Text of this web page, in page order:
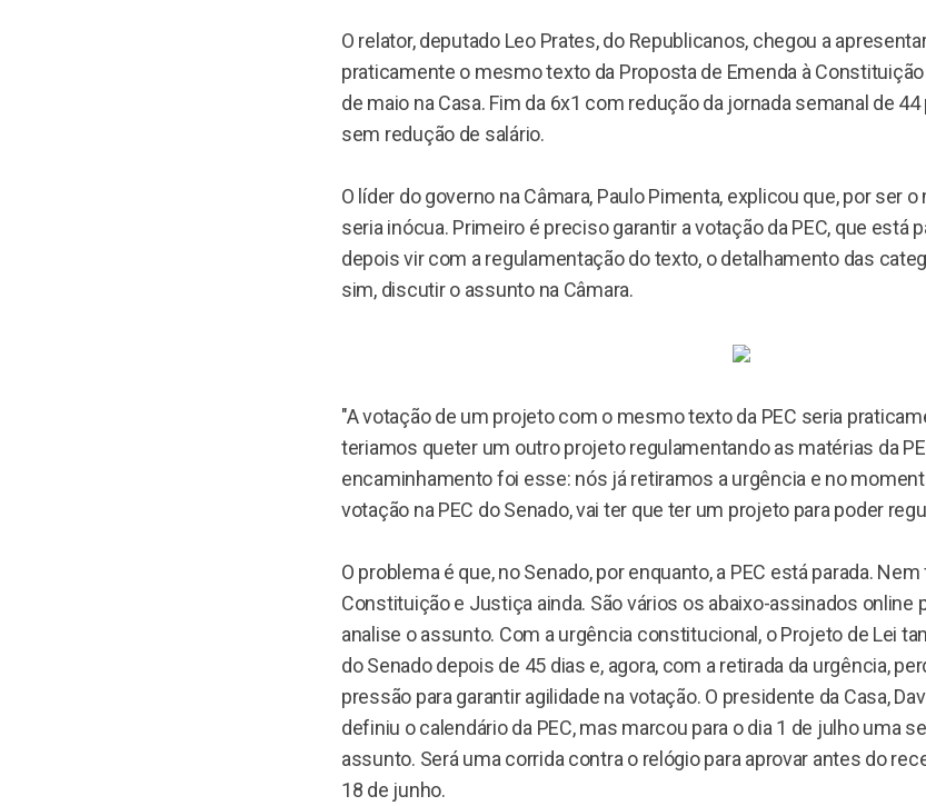
O relator, deputado Leo Prates, do Republicanos, chegou a
praticamente o mesmo texto da Proposta de Emenda à
de maio na Casa. Fim da 6x1 com redução da jornada semanal de
sem redução de salário.
O líder do governo na Câmara, Paulo Pimenta, explicou que, por ser
seria inócua. Primeiro é preciso garantir a votação da PEC, que está
depois vir com a regulamentação do texto, o detalhamento das
sim, discutir o assunto na Câmara.
"A votação de um projeto com o mesmo texto da PEC seria
teriamos queter um outro projeto regulamentando as matérias da
encaminhamento foi esse: nós já retiramos a urgência e no
votação na PEC do Senado, vai ter que ter um projeto para poder
O problema é que, no Senado, por enquanto, a PEC está parada.
Constituição e Justiça ainda. São vários os abaixo-assinados online
analise o assunto. Com a urgência constitucional, o Projeto de Lei
do Senado depois de 45 dias e, agora, com a retirada da urgência,
pressão para garantir agilidade na votação. O presidente da Casa,
definiu o calendário da PEC, mas marcou para o dia 1 de julho uma
assunto. Será uma corrida contra o relógio para aprovar antes do
18 de junho.